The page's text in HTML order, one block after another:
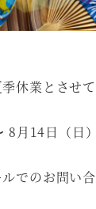
休業とさせて
月14日（日）
でのお問い